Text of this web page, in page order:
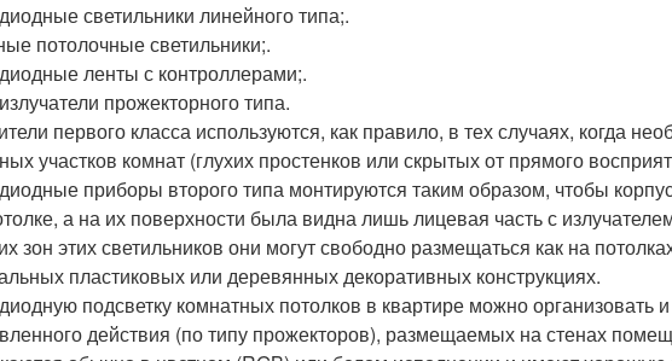
светильники линейного типа;.
потолочные светильники;.
ленты с контроллерами;.
прожекторного типа.
первого класса используются, как правило, в тех случаях, когда
участков комнат (глухих простенков или скрытых от прямого
приборы второго типа монтируются таким образом, чтобы
а на их поверхности была видна лишь лицевая часть с
зон этих светильников они могут свободно размещаться как на
пластиковых или деревянных декоративных конструкциях.
подсветку комнатных потолков в квартире можно организовать
действия (по типу прожекторов), размещаемых на стенах